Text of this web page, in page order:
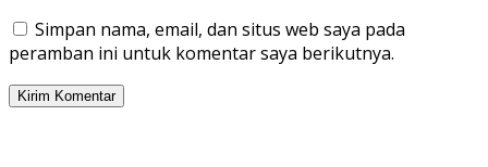
Simpan nama, email, dan situs web saya pada
peramban ini untuk komentar saya berikutnya.